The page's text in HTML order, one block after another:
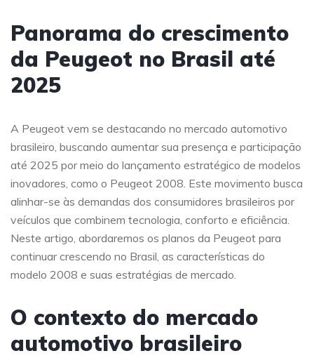
Panorama do crescimento
da Peugeot no Brasil até
2025
A Peugeot vem se destacando no mercado automotivo
brasileiro, buscando aumentar sua presença e participação
até 2025 por meio do lançamento estratégico de modelos
inovadores, como o Peugeot 2008. Este movimento busca
alinhar-se às demandas dos consumidores brasileiros por
veículos que combinem tecnologia, conforto e eficiência.
Neste artigo, abordaremos os planos da Peugeot para
continuar crescendo no Brasil, as características do
modelo 2008 e suas estratégias de mercado.
O contexto do mercado
automotivo brasileiro